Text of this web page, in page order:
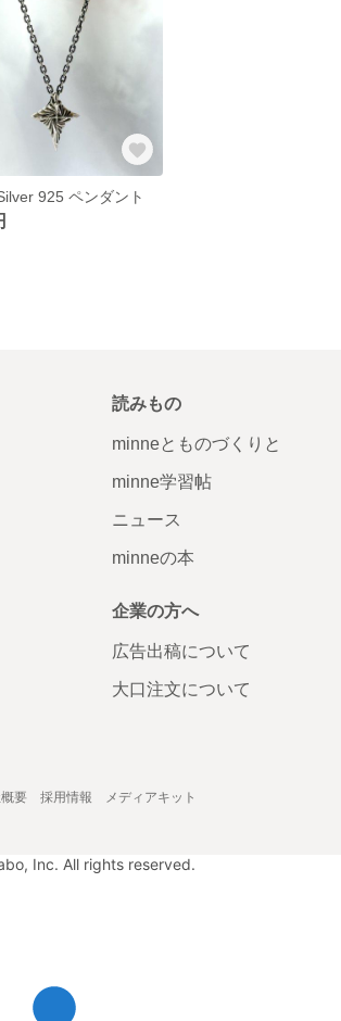
925 ペンダント
読みもの
minneとものづくりと
minne学習帖
ニュース
minneの本
企業の方へ
広告出稿について
大口注文について
要 採用情報 メディアキット
Inc. All rights reserved.